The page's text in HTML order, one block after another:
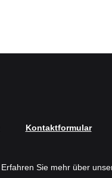
Kontaktformular
Erfahren Sie mehr über